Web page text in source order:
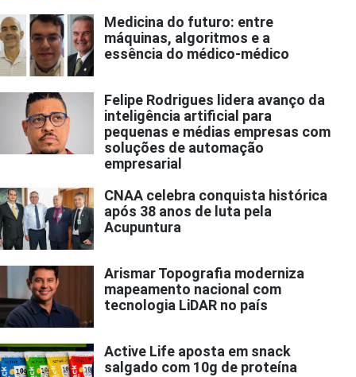
Medicina do futuro: entre
máquinas, algoritmos e a
essência do médico-médico
Felipe Rodrigues lidera avanço da
inteligência artificial para
pequenas e médias empresas com
soluções de automação
empresarial
CNAA celebra conquista histórica
após 38 anos de luta pela
Acupuntura
Arismar Topografia moderniza
mapeamento nacional com
tecnologia LiDAR no país
Active Life aposta em snack
salgado com 10g de proteína